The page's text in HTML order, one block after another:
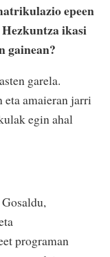
epeen
ikasi
gainean?
garela.
eta amaieran jarri
egin ahal
programan